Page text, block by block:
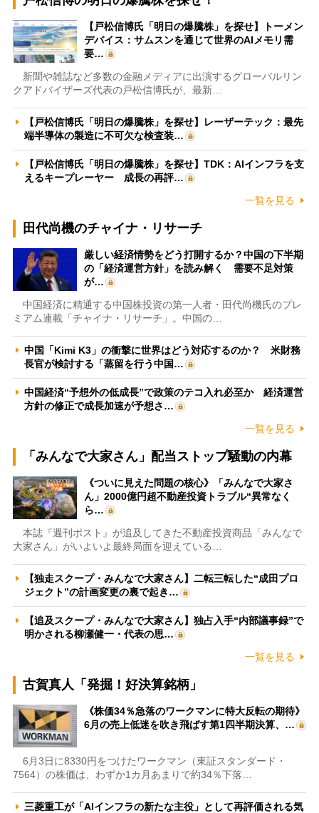
【戸松信博氏「明日の爆騰株」を探せ】トーメン
デバイス：サムスンを通じて世界のAIメモリ需
要…
新聞や雑誌など多数の金融メディアに出演するグローバルリン
クアドバイザーズ代表の戸松信博氏が、最新…
【戸松信博氏「明日の爆騰株」を探せ】レーザーテック：最先
端半導体の製造に不可欠な検査装…
【戸松信博氏「明日の爆騰株」を探せ】TDK：AIインフラを支
えるキープレーヤー 成長の再評…
一覧を見る
田代尚機のチャイナ・リサーチ
厳しい経済情勢をどう打開するか？中国の下半期
の「経済運営方針」を読み解く 需要不足対策
が…
中国経済に精通する中国株投資の第一人者・田代尚機氏のプレ
ミアム連載「チャイナ・リサーチ」。中国の…
中国「Kimi K3」の衝撃に世界はどう対応するのか？ 米財務
長官が検討する「蒸留を行う中国…
中国経済“予想外の低成長”で政策のテコ入れ必至か 経済運営
方針の修正で成長加速が予想さ…
一覧を見る
「みんなで大家さん」配当ストップ騒動の内幕
《ついに見えた問題の核心》「みんなで大家さ
ん」2000億円超不動産投資トラブル“異常なく
ら…
本誌『週刊ポスト』が追及してきた不動産投資商品「みんなで
大家さん」がいよいよ最終局面を迎えている…
【独走スクープ・みんなで大家さん】二転三転した“成田プロ
ジェクト”の計画変更の裏で起き…
【追及スクープ・みんなで大家さん】独占入手“内部議事録”で
明かされる柳瀬健一・代表の思…
一覧を見る
古賀真人「発掘！好決算銘柄」
《株価34％急落のワークマンに特大反転の期待》
6月の売上低迷を吹き飛ばす第1四半期決算、…
6月3日に8330円をつけたワークマン（東証スタンダード・
7564）の株価は、わずか1カ月あまりで約34％下落…
三菱重工が「AIインフラの新たな主役」として再評価される気